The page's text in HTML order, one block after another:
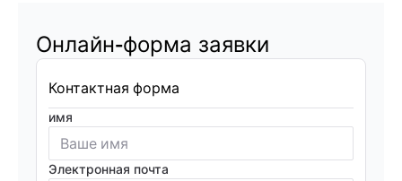
Онлайн-форма заявки
Контактная форма
имя
Электронная почта